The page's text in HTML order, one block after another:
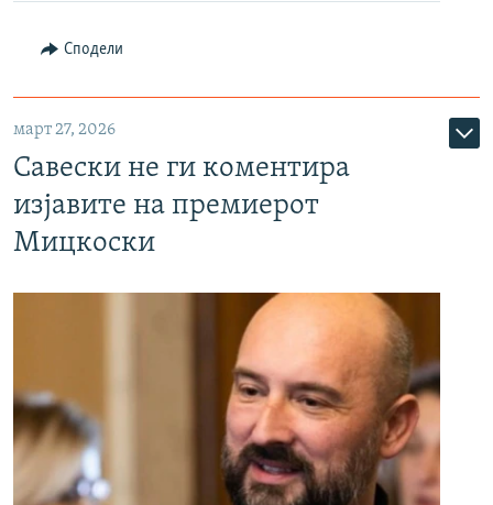
Сподели
март 27, 2026
Савески не ги коментира
изјавите на премиерот
Мицкоски